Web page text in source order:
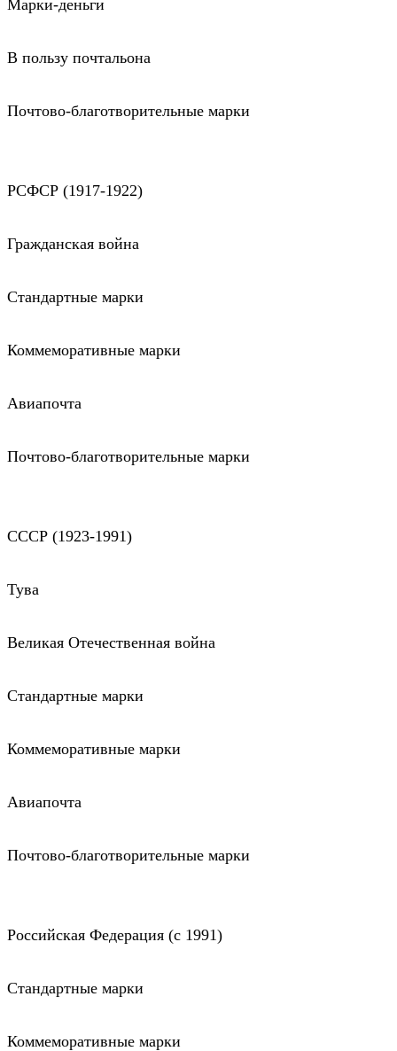
Марки-деньги
В пользу почтальона
Почтово-благотворительные марки
РСФСР (1917-1922)
Гражданская война
Стандартные марки
Коммеморативные марки
Авиапочта
Почтово-благотворительные марки
СССР (1923-1991)
Тува
Великая Отечественная война
Стандартные марки
Коммеморативные марки
Авиапочта
Почтово-благотворительные марки
Российская Федерация (c 1991)
Стандартные марки
Коммеморативные марки